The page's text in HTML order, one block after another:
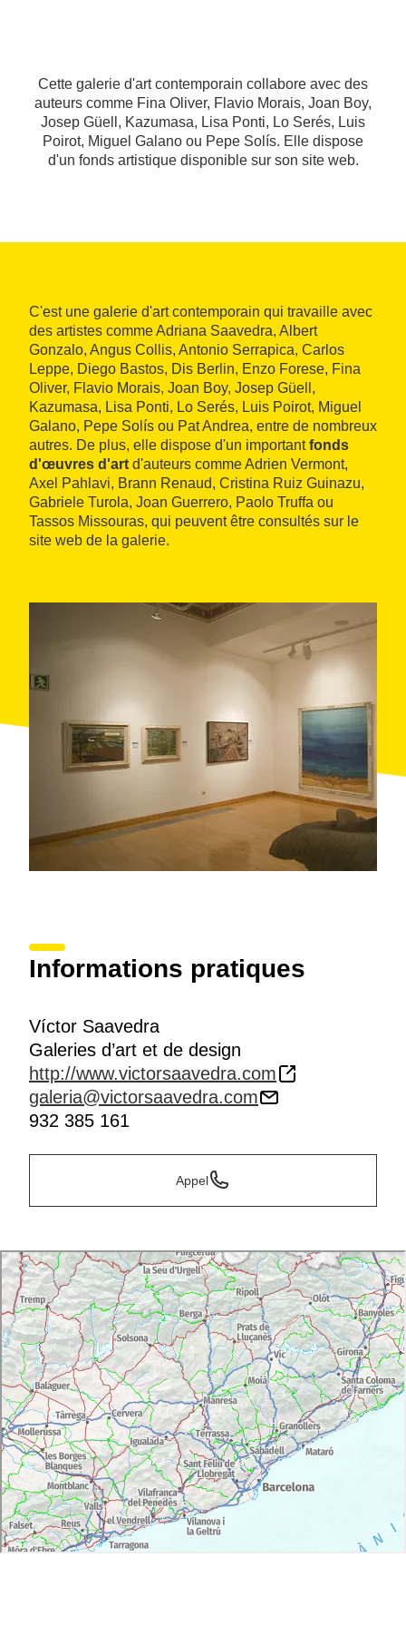
Cette galerie d'art contemporain collabore avec des
auteurs comme Fina Oliver, Flavio Morais, Joan Boy,
Josep Güell, Kazumasa, Lisa Ponti, Lo Serés, Luis
Poirot, Miguel Galano ou Pepe Solís. Elle dispose
d'un fonds artistique disponible sur son site web.
C'est une galerie d'art contemporain qui travaille avec
des artistes comme Adriana Saavedra, Albert
Gonzalo, Angus Collis, Antonio Serrapica, Carlos
Leppe, Diego Bastos, Dis Berlin, Enzo Forese, Fina
Oliver, Flavio Morais, Joan Boy, Josep Güell,
Kazumasa, Lisa Ponti, Lo Serés, Luis Poirot, Miguel
Galano, Pepe Solís ou Pat Andrea, entre de nombreux
autres. De plus, elle dispose d'un importantfonds
d'œuvres d'art d'auteurs comme Adrien Vermont,
Axel Pahlavi, Brann Renaud, Cristina Ruiz Guinazu,
Gabriele Turola, Joan Guerrero, Paolo Truffa ou
Tassos Missouras, qui peuvent être consultés sur le
site web de la galerie.
Informations pratiques
Víctor Saavedra
Galeries d’art et de design
http://www.victorsaavedra.com
galeria@victorsaavedra.com
932 385 161
Appel